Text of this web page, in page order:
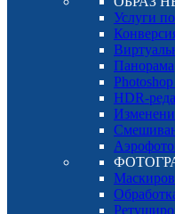
Услуги
Панорама
HDR-